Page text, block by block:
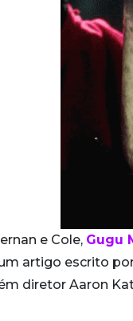
e Cole, Gugu
artigo escrito
diretor Aaron